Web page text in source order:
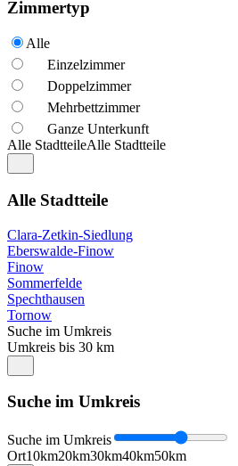
Zimmertyp
Alle
Einzelzimmer
Doppelzimmer
Mehrbettzimmer
Ganze Unterkunft
Alle StadtteileAlle Stadtteile
Alle Stadtteile
Clara-Zetkin-Siedlung
Eberswalde-Finow
Finow
Sommerfelde
Spechthausen
Tornow
Suche im Umkreis
Umkreis bis 30 km
Suche im Umkreis
Suche im Umkreis
Ort10km20km30km40km50km